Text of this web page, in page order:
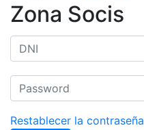
Zona Socis
Restablecer la contraseña